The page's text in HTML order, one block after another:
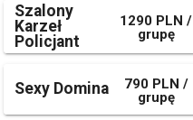
Szalony
Karzeł
Policjant
1290 PLN /
grupę
Sexy Domina
790 PLN /
grupę